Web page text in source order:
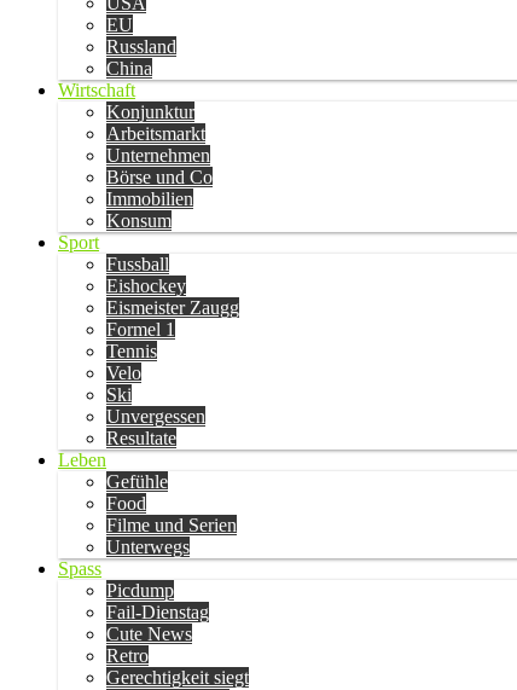
EU
Russland
China
Wirtschaft
Konjunktur
Arbeitsmarkt
Unternehmen
Börse und Co
Immobilien
Konsum
Sport
Fussball
Eishockey
Eismeister Zaugg
Formel 1
Tennis
Velo
Ski
Unvergessen
Resultate
Leben
Gefühle
Food
Filme und Serien
Unterwegs
Spass
Picdump
Fail-Dienstag
Cute News
Retro
Gerechtigkeit siegt